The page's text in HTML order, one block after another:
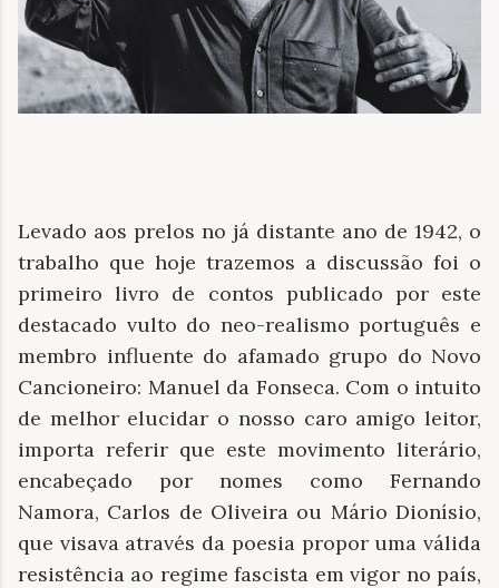
Levado aos prelos no já distante ano de 1942, o
trabalho que hoje trazemos a discussão foi o
primeiro livro de contos publicado por este
destacado vulto do neo-realismo português e
membro influente do afamado grupo do Novo
Cancioneiro: Manuel da Fonseca. Com o intuito
de melhor elucidar o nosso caro amigo leitor,
importa referir que este movimento literário,
encabeçado por nomes como Fernando
Namora, Carlos de Oliveira ou Mário Dionísio,
que visava através da poesia propor uma válida
resistência ao regime fascista em vigor no país,